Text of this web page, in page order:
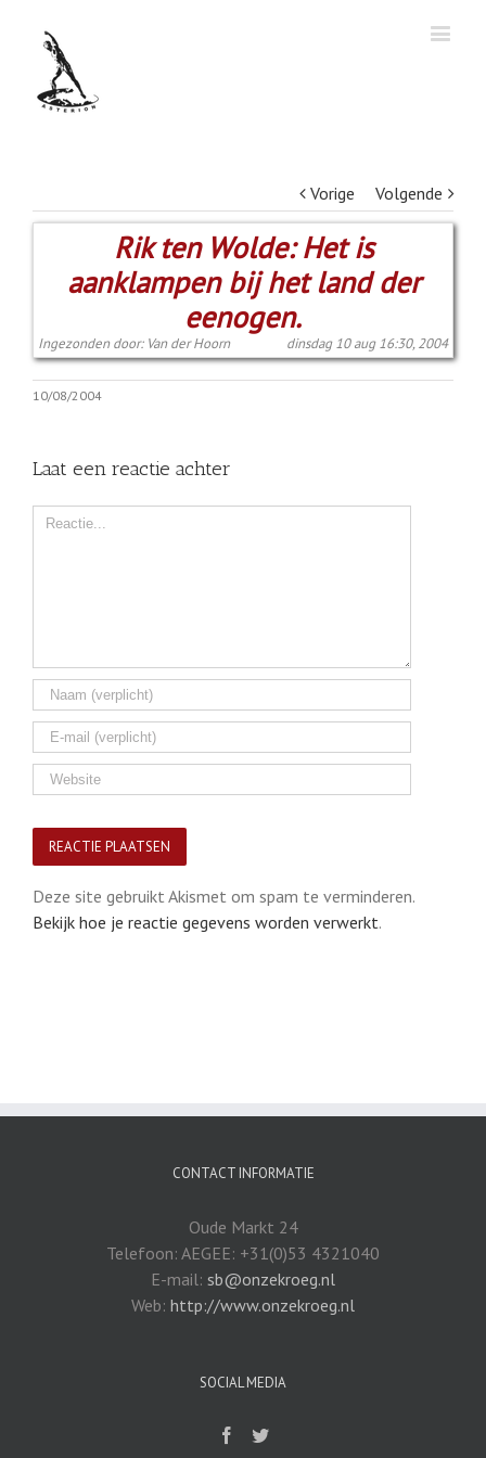
Vorige Volgende
Rik ten Wolde: Het is
aanklampen bij het land der
eenogen.
Ingezonden door: Van der Hoorn dinsdag 10 aug 16:30, 2004
10/08/2004
Laat een reactie achter
Comment
Deze site gebruikt Akismet om spam te verminderen.
Bekijk hoe je reactie gegevens worden verwerkt.
CONTACT INFORMATIE
Oude Markt 24
Telefoon: AEGEE: +31(0)53 4321040
E-mail: sb@onzekroeg.nl
Web: http://www.onzekroeg.nl
SOCIAL MEDIA